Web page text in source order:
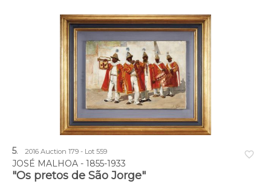
favorite_border
5. 2016 Auction 179 - Lot 559
JOSÉ MALHOA - 1855-1933
"Os pretos de São Jorge"